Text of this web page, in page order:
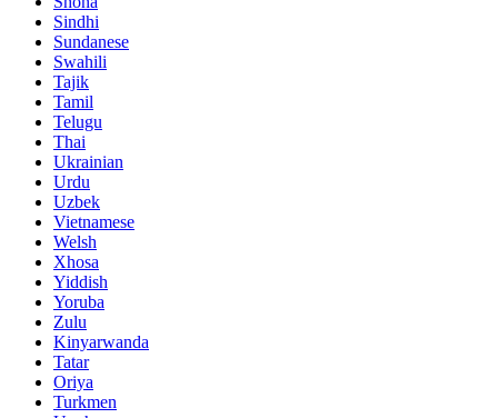
Sindhi
Sundanese
Swahili
Tajik
Tamil
Telugu
Thai
Ukrainian
Urdu
Uzbek
Vietnamese
Welsh
Xhosa
Yiddish
Yoruba
Zulu
Kinyarwanda
Tatar
Oriya
Turkmen